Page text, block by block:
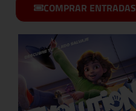
COMPRAR ENTRADAS